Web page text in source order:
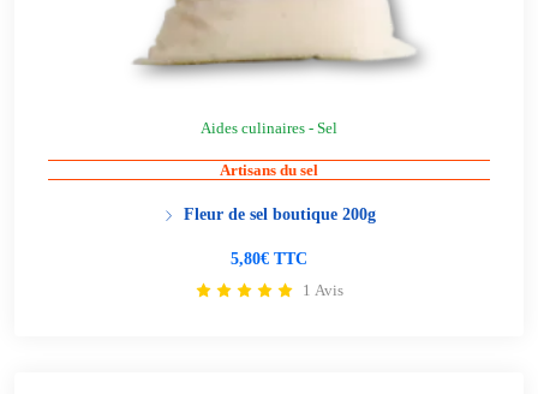
Aides culinaires - Sel
Artisans du sel
Fleur de sel boutique 200g
5,80€ TTC
1 Avis